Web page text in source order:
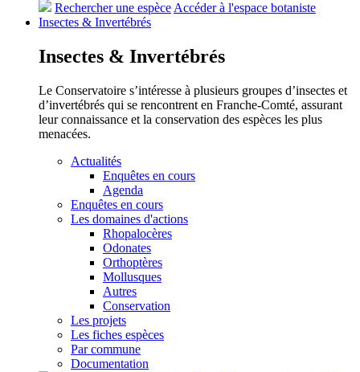
Rechercher une espèceAccéder à l'espace botaniste
Insectes & Invertébrés
Insectes & Invertébrés
Le Conservatoire s’intéresse à plusieurs groupes d’insectes et
d’invertébrés qui se rencontrent en Franche-Comté, assurant
leur connaissance et la conservation des espèces les plus
menacées.
Actualités
Enquêtes en cours
Agenda
Enquêtes en cours
Les domaines d'actions
Rhopalocères
Odonates
Orthoptères
Mollusques
Autres
Conservation
Les projets
Les fiches espèces
Par commune
Documentation